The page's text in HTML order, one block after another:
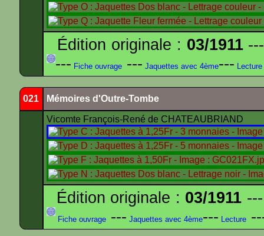
Édition originale : 03/1911
--- Fiche ouvrage --- Jaquettes avec 4ème--- Lecture
021 Mémoires d'Outre-Tombe
Vicomte François-René de CHATEAUBRIAND
Édition originale : 03/1911
Fiche ouvrage --- Jaquettes avec 4ème--- Lecture